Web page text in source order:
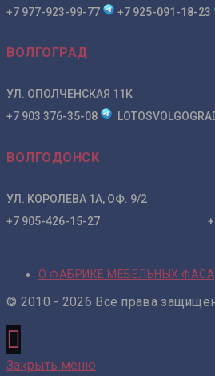
+7 977-923-99-77
+7 925-091-18-23
ВОЛГОГРАД
УЛ. ОПОЛЧЕНСКАЯ 11К
+7 903 376-35-08
ВОЛГОДОНСК
УЛ. КОРОЛЕВА 1А, ОФ. 9/2
+7 905-426-15-27 +7
О ФАБРИКЕ МЕБЕЛЬНЫХ
© 2010 - 2026 Все права
Закрыть меню